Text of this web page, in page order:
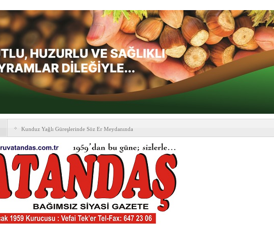
Kunduz Yağlı Güreşlerinde Söz Er Meydanında
Ankara & Vezirköprü Platformu’ndan Vezirköprü
Kaymakamına ‘hayırlı olsun’ ziyareti
KAYBETTİKLERİMİZ
NÖBETÇİ ECZANELER
PTT Taşerona Geçiyor
Erhan Parlar vefat etti